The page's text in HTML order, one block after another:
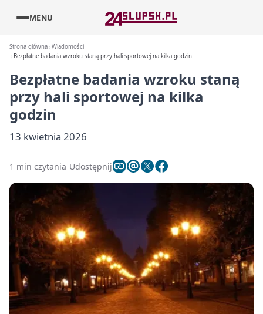
MENU
Strona główna Wiadomości
Bezpłatne badania wzroku staną przy hali sportowej na kilka godzin
Bezpłatne badania wzroku staną
przy hali sportowej na kilka
godzin
13 kwietnia 2026
1 min czytania Udostępnij